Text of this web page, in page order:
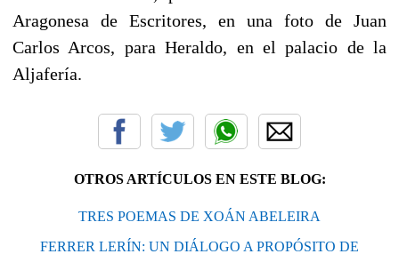
Aragonesa de Escritores, en una foto de Juan
Carlos Arcos, para Heraldo, en el palacio de la
Aljafería.
OTROS ARTÍCULOS EN ESTE BLOG:
TRES POEMAS DE XOÁN ABELEIRA
FERRER LERÍN: UN DIÁLOGO A PROPÓSITO DE